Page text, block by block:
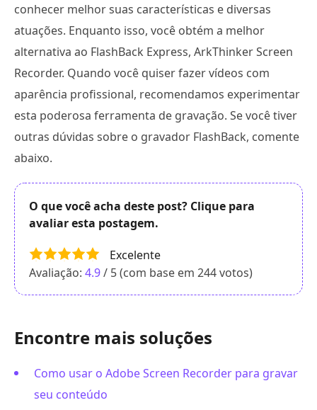
conhecer melhor suas características e diversas
atuações. Enquanto isso, você obtém a melhor
alternativa ao FlashBack Express, ArkThinker Screen
Recorder. Quando você quiser fazer vídeos com
aparência profissional, recomendamos experimentar
esta poderosa ferramenta de gravação. Se você tiver
outras dúvidas sobre o gravador FlashBack, comente
abaixo.
O que você acha deste post? Clique para
avaliar esta postagem.
Excelente
Avaliação: 4.9/ 5 (com base em 244votos)
Encontre mais soluções
Como usar o Adobe Screen Recorder para gravar
seu conteúdo